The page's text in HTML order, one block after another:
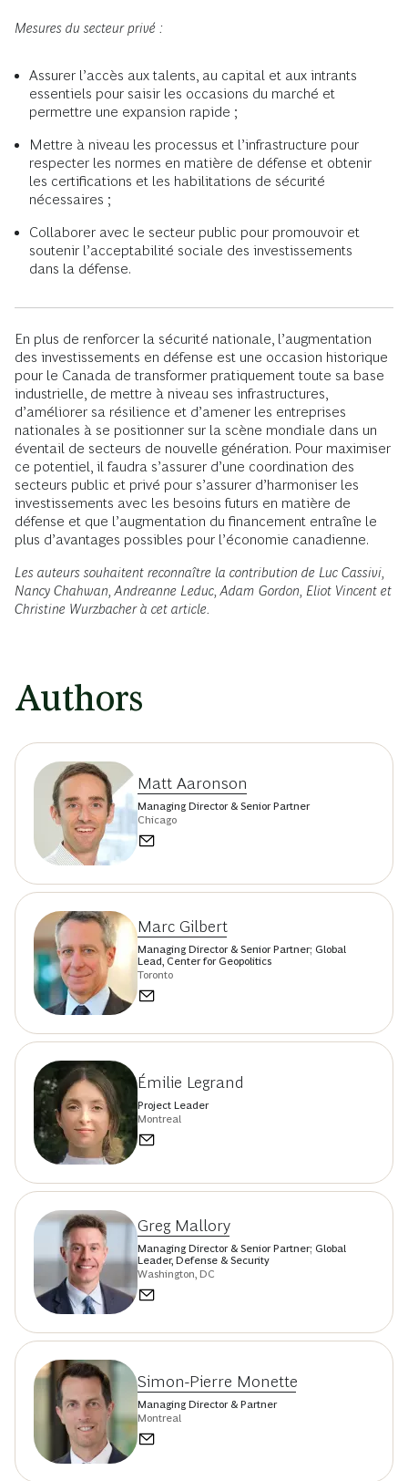
Mesures du secteur privé :
Assurer l’accès aux talents, au capital et aux intrants
essentiels pour saisir les occasions du marché et
permettre une expansion rapide ;
Mettre à niveau les processus et l’infrastructure pour
respecter les normes en matière de défense et obtenir
les certifications et les habilitations de sécurité
nécessaires ;
Collaborer avec le secteur public pour promouvoir et
soutenir l’acceptabilité sociale des investissements
dans la défense.
En plus de renforcer la sécurité nationale, l’augmentation
des investissements en défense est une occasion historique
pour le Canada de transformer pratiquement toute sa base
industrielle, de mettre à niveau ses infrastructures,
d’améliorer sa résilience et d’amener les entreprises
nationales à se positionner sur la scène mondiale dans un
éventail de secteurs de nouvelle génération. Pour maximiser
ce potentiel, il faudra s’assurer d’une coordination des
secteurs public et privé pour s’assurer d’harmoniser les
investissements avec les besoins futurs en matière de
défense et que l’augmentation du financement entraîne le
plus d’avantages possibles pour l’économie canadienne.
Les auteurs souhaitent reconnaître la contribution de Luc Cassivi,
Nancy Chahwan, Andreanne Leduc, Adam Gordon, Eliot Vincent et
Christine Wurzbacher à cet article.
Authors
Matt Aaronson
Managing Director & Senior Partner
Chicago
Marc Gilbert
Managing Director & Senior Partner; Global
Lead, Center for Geopolitics
Toronto
Émilie Legrand
Project Leader
Montreal
Greg Mallory
Managing Director & Senior Partner; Global
Leader, Defense & Security
Washington, DC
Simon-Pierre Monette
Managing Director & Partner
Montreal